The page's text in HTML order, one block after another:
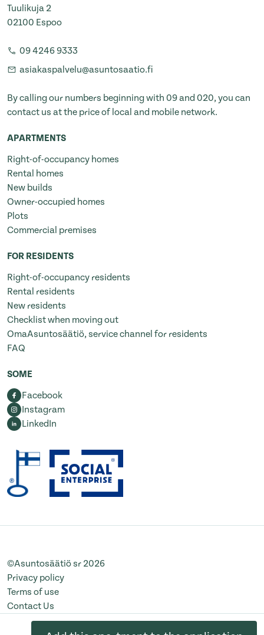
Tuulikuja 2
02100 Espoo
09 4246 9333
asiakaspalvelu@asuntosaatio.fi
By calling our numbers beginning with 09 and 020, you can
contact us at the price of local and mobile network.
APARTMENTS
Right-of-occupancy homes
Rental homes
New builds
Owner-occupied homes
Plots
Commercial premises
FOR RESIDENTS
Right-of-occupancy residents
Rental residents
New residents
Checklist when moving out
OmaAsuntosäätiö, service channel for residents
FAQ
SOME
Facebook
Instagram
LinkedIn
©Asuntosäätiö sr 2026
Privacy policy
Terms of use
Contact Us
Change cookie settings